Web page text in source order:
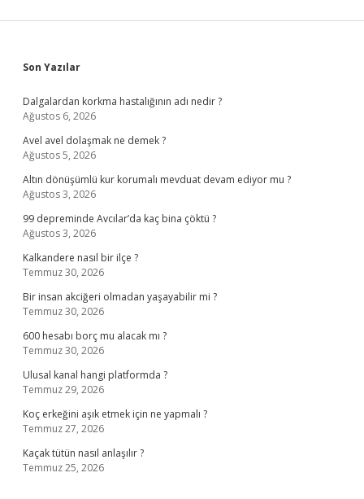
Sidebar
Son Yazılar
Dalgalardan korkma hastalığının adı nedir ?
Ağustos 6, 2026
Avel avel dolaşmak ne demek ?
Ağustos 5, 2026
Altın dönüşümlü kur korumalı mevduat devam ediyor mu ?
Ağustos 3, 2026
99 depreminde Avcılar’da kaç bina çöktü ?
Ağustos 3, 2026
Kalkandere nasıl bir ilçe ?
Temmuz 30, 2026
Bir insan akciğeri olmadan yaşayabilir mi ?
Temmuz 30, 2026
600 hesabı borç mu alacak mı ?
Temmuz 30, 2026
Ulusal kanal hangi platformda ?
Temmuz 29, 2026
Koç erkeğini aşık etmek için ne yapmalı ?
Temmuz 27, 2026
Kaçak tütün nasıl anlaşılır ?
Temmuz 25, 2026